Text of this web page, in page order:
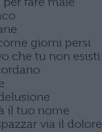
giorni persi
che tu non esisti
il tuo nome
via il dolore